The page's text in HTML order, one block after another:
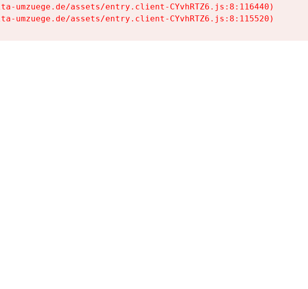
umzuege.de/assets/entry.client-CYvhRTZ6.js:8:116440)
umzuege.de/assets/entry.client-CYvhRTZ6.js:8:115520)